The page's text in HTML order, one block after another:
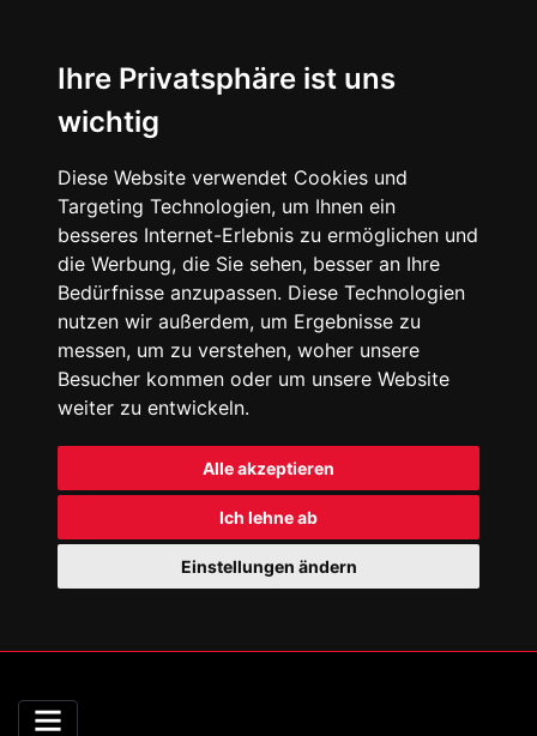
Ihre Privatsphäre ist uns
wichtig
Diese Website verwendet Cookies und
Targeting Technologien, um Ihnen ein
besseres Internet-Erlebnis zu ermöglichen und
die Werbung, die Sie sehen, besser an Ihre
Bedürfnisse anzupassen. Diese Technologien
nutzen wir außerdem, um Ergebnisse zu
messen, um zu verstehen, woher unsere
Besucher kommen oder um unsere Website
weiter zu entwickeln.
Alle akzeptieren
Ich lehne ab
Einstellungen ändern